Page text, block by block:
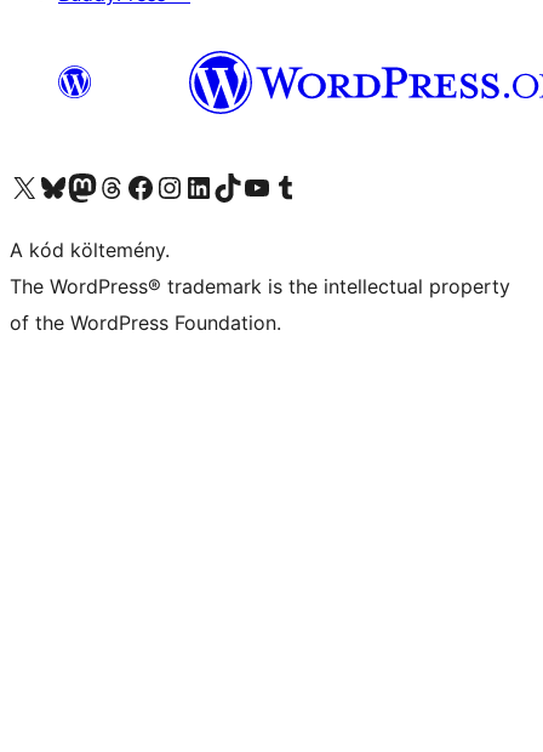
Visit our X (formerly Twitter) account
Visit our Bluesky account
Twitter csatornánk
Visit our Threads account
Facebook oldalunk megtekintése
Visit our Instagram account
Visit our LinkedIn account
Visit our TikTok account
Visit our YouTube channel
Visit our Tumblr account
A kód költemény.
The WordPress® trademark is the intellectual property
of the WordPress Foundation.